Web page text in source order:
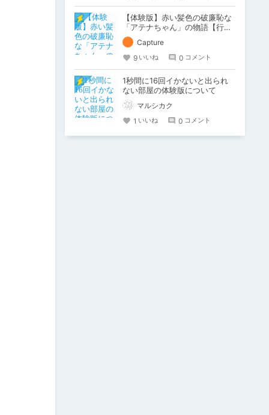
【体験版】赤い髪色の破廉恥な
「アテナちゃん」の物語【行動
記録】
Capture
9 いいね 0 コメント
1秒間に16回イかないと出られ
ない部屋の体験版について
マルシカク
1 いいね 0 コメント